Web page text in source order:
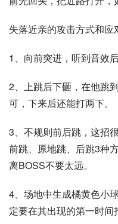
失落近亲的攻击方式和应
1、向前突进，听到音效
2、上跳后下砸，在他跳
可，下来后还能打两下。
3、不规则前后跳，这招
前跳、原地跳、后跳3种
离BOSS不要太远。
4、场地中生成橘黄色小
定要在其出现的第一时间